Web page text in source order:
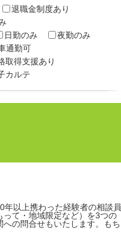
退職金制度あり
日勤のみ
夜勤のみ
通勤可
取得支援あり
カルテ
以上携わった経験者の相談員
て・地域限定など）を3つの
の問合せもいたします。もち